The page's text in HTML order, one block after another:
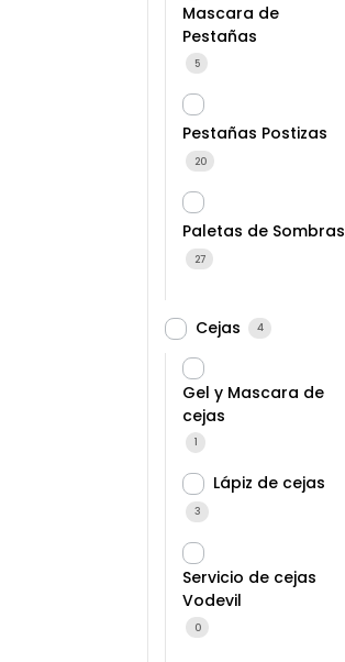
Mascara de
Pestañas
5
Pestañas Postizas
20
Paletas de Sombras
27
Cejas 4
Gel y Mascara de
cejas
1
Lápiz de cejas
3
Servicio de cejas
Vodevil
0